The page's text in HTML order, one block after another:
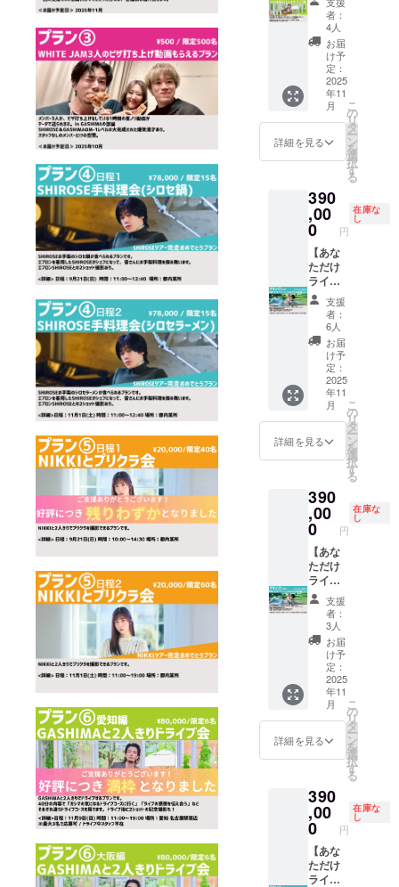
も”振
動”や”心臓の
鼓動”を研究
する研究者
とともに作
り上げた独
自の音色で
ピー＆ペー
ストで簡単
に音楽が作
れる世の中
になったか
らこそ、こ
ういった世
界中のどこ
にもないサ
ウンド一つ
の独自性を
突き詰めて
語ってい
ライブでは
テーマパー
クのような
多彩な演出
で、子供か
ら大人まで
幅広いファ
ンがライブ
会場に駆け
つける。
ファンネー
ムは
ファンクラ
「WHITE
HOUSE」。
お送り
致しま
す。
アドレ
ス宛に
お送り
致しま
す。 ③
希望の
時間を
お伺い
する事
です
が、ス
ジュー
ルの都
合によ
りご希
望に添
えない
場合が
ござい
ます。
なお、
その場
合でも
ご予約
のキャ
ンセ
ル、返
金はで
ますの
で、ご
うえご
支援い
ただけ
ますと
幸いで
す。
でにご
購入く
ださ
い。 ③
当日の
詳細
は、
wj.mad
@gmail
.comか
IREに登
録され
ている
メール
アドレ
ス宛に
お送り
致しま
す。
に受付
終了と
させて
いただ
きま
す。 ご
希望の
方は、
でにご
購入く
当日の
詳細
は、
wj.mad
oguchi
@gmail
.comか
ら、
CAMPF
IREに登
録され
ている
メール
アドレ
ス宛に
お送り
す。
為は禁
止とな
りま
す。
③9/21
実施プ
ランの
為、こ
ちらの
プラン
させて
いただ
きま
す。 ご
希望の
方は、
9/15ま
でにご
購入く
ださ
い。 ④
実施日
程が同
日のプ
ラン
を、両
方ご支
援いた
先して
時間を
調整致
します
ので、
備考欄
にご記
載くだ
さい。
例) 9/21
の
SHIRO
SE料理
会と
9/21
NIKKIプ
リクラ
会を両
考欄に
「9/21
の
SHIRO
SE料理
会と
9/21
ドライ
ブコー
スに行
く」
「ライ
ブの感
想を伝
え合
う」な
ど それ
コース
を周り
ます。
ドライ
ブ後に2
ショッ
トの記
念撮影
も！ 1
応募
で、複
数人で
の参加
もOK！
(ワリカ
ン3人ま
で) <日
程・場
(土)
11:00～
19:00
場所：
渋谷周
辺 <
備考>
①ドラ
イブ中
スタッ
フは不
在とな
りま
す。 ②
実施日
程が同
日のプ
ラン
だける
場合
は、 優
先して
時間を
調整致
します
でとう
プラン
GASHI
MAと2
人きり
ドライ
ブ会】
GASHI
MAと2
人きり
でドラ
イブす
ンで
す。 40
分の内
容で
「ガシ
マおす
すめの
ドライ
ブコー
スに行
く」
「ライ
ブの感
想を伝
え合
う」な
ど それ
ぞれ違
うドラ
イブ
を周り
ます。
ドライ
ブ後に2
ショッ
トの記
念撮影
も！ 1
応募
で、複
数人で
の参加
もOK！
(ワリカ
ン3人ま
程・場
所> 日
程：11
月15日
10:00～
15:00
場所：
渋谷周
辺 <
備考>
①ドラ
者：
4人
お届
け予
定：
2025
年11
月
詳細を見る
こ
の
リ
タ
ー
ン
を
選
択
す
る
390
,00
0 円
在庫な
し
【あな
ただけ
ライブ
in
SHIRO
SEの部
屋プラ
ン】
SHIRO
SEの部
屋であ
なた1人
だけの
為に
LIVEを
しま
客はあ
なた1
人。
歌って
ほしい
曲
(SHIRO
SEソロ
曲)3曲
リクエ
ストし
てね。
泣き
歌、え
ろ曲、
なんで
もOK。
映像
OK！録
音OKの
分
LIVE！
その後2
人だけ
の空間
でお茶
タイム
支援
者：
6人
お届
け予
定：
2025
年11
月
詳細を見る
こ
の
リ
タ
ー
ン
を
選
択
す
る
390
,00
0 円
在庫な
し
【あな
ただけ
ライブ
in
SHIRO
SEの部
屋プラ
ン】
SHIRO
SEの部
屋であ
なた1人
だけの
為に
LIVEを
しま
客はあ
なた1
人。
歌って
ほしい
曲
(SHIRO
支援
者：
3人
お届
け予
定：
2025
年11
月
詳細を見る
こ
の
リ
タ
ー
ン
を
選
択
す
る
390
,00
0 円
在庫な
し
【あな
ただけ
ライブ